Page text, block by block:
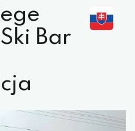
Bar